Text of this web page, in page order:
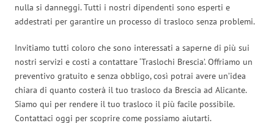
nulla si danneggi. Tutti i nostri dipendenti sono esperti e
addestrati per garantire un processo di trasloco senza problemi.
Invitiamo tutti coloro che sono interessati a saperne di più sui
nostri servizi e costi a contattare ‘Traslochi Brescia’. Offriamo un
preventivo gratuito e senza obbligo, così potrai avere un’idea
chiara di quanto costerà il tuo trasloco da Brescia ad Alicante.
Siamo qui per rendere il tuo trasloco il più facile possibile.
Contattaci oggi per scoprire come possiamo aiutarti.